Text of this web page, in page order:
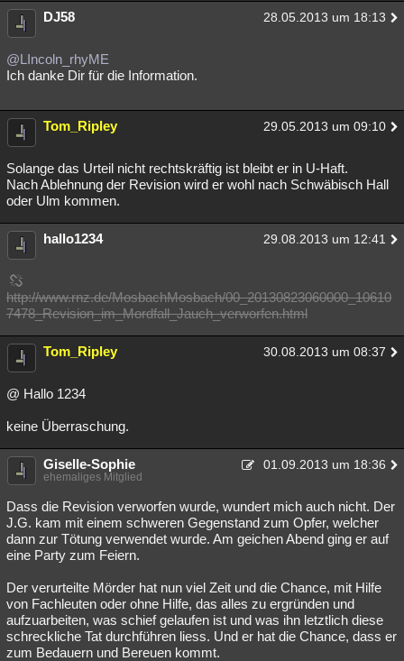
DJ58 28.05.2013 um 18:13
@LIncoln_rhyME
Ich danke Dir für die Information.
Tom_Ripley 29.05.2013 um 09:10
Solange das Urteil nicht rechtskräftig ist bleibt er in U-Haft.
Nach Ablehnung der Revision wird er wohl nach Schwäbisch Hall
oder Ulm kommen.
hallo1234 29.08.2013 um 12:41
http://www.rnz.de/MosbachMosbach/00_20130823060000_10610
7478_Revision_im_Mordfall_Jauch_verworfen.html
Tom_Ripley 30.08.2013 um 08:37
@ Hallo 1234
keine Überraschung.
Giselle-Sophie 01.09.2013 um 18:36
ehemaliges Mitglied
Dass die Revision verworfen wurde, wundert mich auch nicht. Der
J.G. kam mit einem schweren Gegenstand zum Opfer, welcher
dann zur Tötung verwendet wurde. Am geichen Abend ging er auf
eine Party zum Feiern.
Der verurteilte Mörder hat nun viel Zeit und die Chance, mit Hilfe
von Fachleuten oder ohne Hilfe, das alles zu ergründen und
aufzuarbeiten, was schief gelaufen ist und was ihn letztlich diese
schreckliche Tat durchführen liess. Und er hat die Chance, dass er
zum Bedauern und Bereuen kommt.